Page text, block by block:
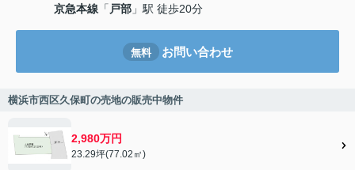
京急本線 「 戸部 」駅 徒歩20分
無料 お問い合わせ
横浜市西区久保町の売地の販売中物件
2,980万円
23.29坪(77.02㎡)